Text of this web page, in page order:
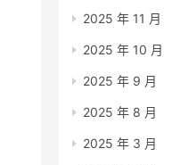
2025 年 11 月
2025 年 10 月
2025 年 9 月
2025 年 8 月
2025 年 3 月